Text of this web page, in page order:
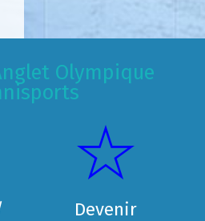
Olympique
Devenir